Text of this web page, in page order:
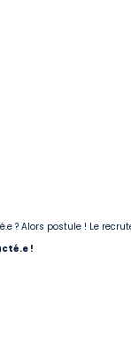
? Alors postule ! Le
!